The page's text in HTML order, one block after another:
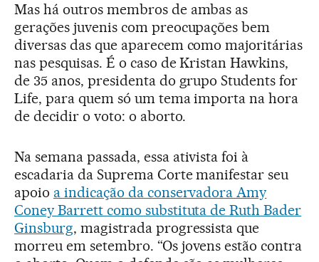
Mas há outros membros de ambas as
gerações juvenis com preocupações bem
diversas das que aparecem como majoritárias
nas pesquisas. É o caso de Kristan Hawkins,
de 35 anos, presidenta do grupo Students for
Life, para quem só um tema importa na hora
de decidir o voto: o aborto.
Na semana passada, essa ativista foi à
escadaria da Suprema Corte manifestar seu
apoio a indicação da conservadora Amy
Coney Barrett como substituta de Ruth Bader
Ginsburg, magistrada progressista que
morreu em setembro. “Os jovens estão contra